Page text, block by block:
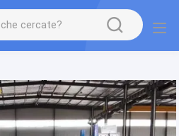
{cookie_flags: